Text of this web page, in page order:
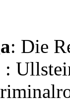
: Die
: